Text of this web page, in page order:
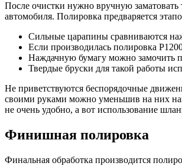
После очистки нужно вручную
автомобиля. Полировка предваряется
Сильные царапины сравниваются
Если производилась полировка
Наждачную бумагу можно замочить
Твердые бруски для такой работы
Не приветствуются беспорядочные
своими руками можно уменьшив на них
не очень удобно, а вот использование
Финишная полировка
Финальная обработка производится